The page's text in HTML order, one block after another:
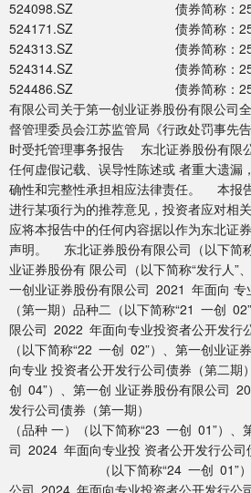
524098.SZ 债券简称：25 一
524171.SZ 债券简称：25 一
524313.SZ 债券简称：25 一
524314.SZ 债券简称：25 一
524486.SZ 债券简称：25 一
有限公司关于第一创业证券股份有限公司
督管理委员会江苏监管局《行政
时受托管理事务报告 东北证券股份有限
任何虚假记载、误导性陈述或 者重大遗漏
确性和完整性承担相应法律责任。 本报
进行某项行为的推荐意见，投资者应对相
应将本报告中的任何内容据以作为东北证
声明。 东北证券股份有限公司（以下简
业证券股份有 限公司（以下简称“
一创业证券股份有限公司 2021 年面向 专
（第一期）品种二（以下简称“21 一创
限公司 2022 年面向专业投资者公开发行
（以下简称“22 一创 02”）、第一创业
向专业 投资者公开发行公司债券（第二期
创 04”）、第一创 业证券股份有限公司
发行公司债券（
（品种 一）（以下简称“23 一创 01”）
司 2024 年面向专业投 资者公开发行公司
（以下简称“24 一创 01”）、第